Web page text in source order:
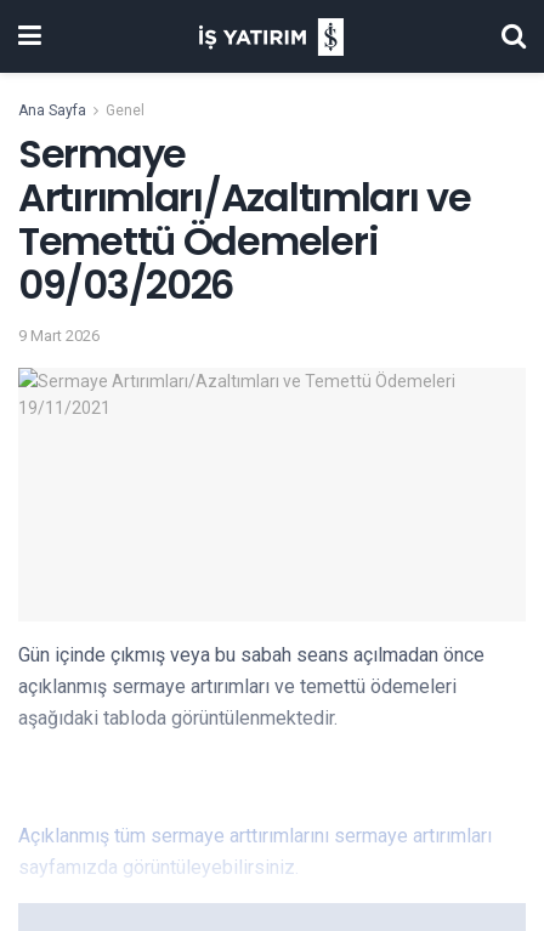
Ana Sayfa Genel
Sermaye
Artırımları/Azaltımları ve
Temettü Ödemeleri
09/03/2026
9 Mart 2026
Gün içinde çıkmış veya bu sabah seans açılmadan önce
açıklanmış sermaye artırımları ve temettü ödemeleri
aşağıdaki tabloda görüntülenmektedir.
Açıklanmış tüm sermaye arttırımlarını sermaye artırımları
sayfamızda görüntüleyebilirsiniz.